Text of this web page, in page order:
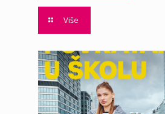
Više